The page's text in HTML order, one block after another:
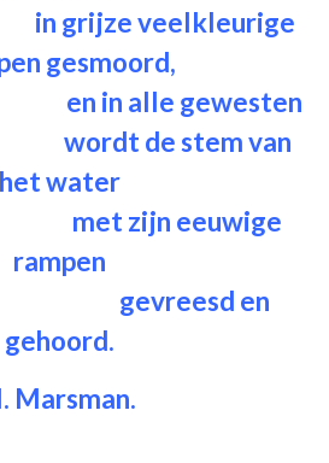
veelkleurige
gesmoord,
gewesten
stem van
het water
eeuwige
rampen
en
gehoord.
Marsman.